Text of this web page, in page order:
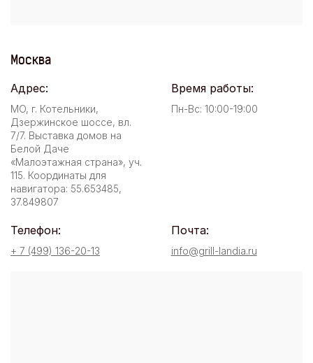
Москва
Адрес:
МО, г. Котельники,
Дзержинское шоссе, вл.
7/7. Выставка домов на
Белой Даче
«Малоэтажная страна», уч.
115. Координаты для
навигатора: 55.653485,
37.849807
Время работы:
Пн-Вс: 10:00-19:00
Телефон:
+ 7 (499) 136-20-13
Почта:
info@grill-landia.ru